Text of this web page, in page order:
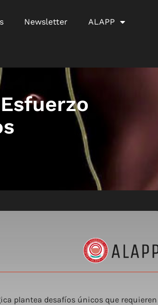
Newsletter ALAPP
plantea desafíos únicos que requieren